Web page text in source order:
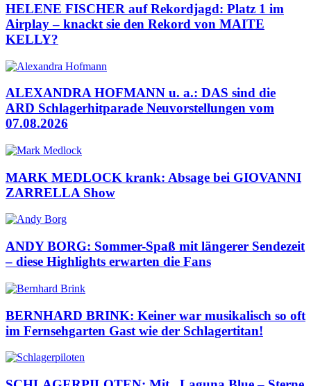
HELENE FISCHER auf Rekordjagd: Platz 1 im
Airplay – knackt sie den Rekord von MAITE
KELLY?
ALEXANDRA HOFMANN u. a.: DAS sind die
ARD Schlagerhitparade Neuvorstellungen vom
07.08.2026
MARK MEDLOCK krank: Absage bei GIOVANNI
ZARRELLA Show
ANDY BORG: Sommer-Spaß mit längerer Sendezeit
– diese Highlights erwarten die Fans
BERNHARD BRINK: Keiner war musikalisch so oft
im Fernsehgarten Gast wie der Schlagertitan!